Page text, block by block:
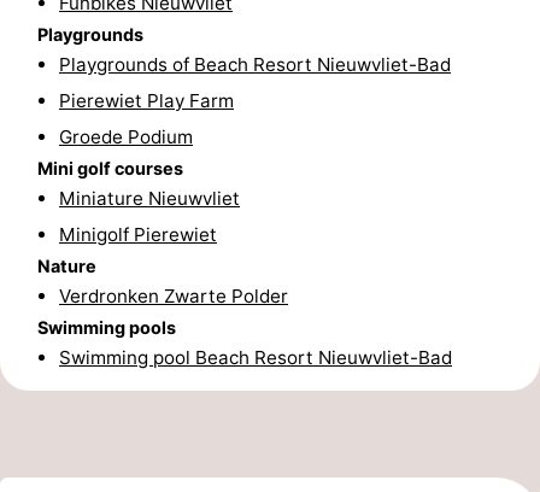
Beverages
Events
Practical
Forum
Route
Parking
Medical
addresses
Region
Walcheren
Playgrounds
Playgrounds of Beach Resort Nieuwvliet-Bad
Pierewiet Play Farm
Groede Podium
Mini golf courses
Miniature Nieuwvliet
Minigolf Pierewiet
Nature
Verdronken Zwarte Polder
Swimming pools
Swimming pool Beach Resort Nieuwvliet-Bad